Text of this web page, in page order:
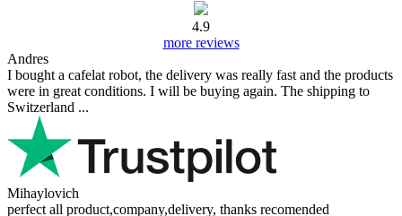
4.9
more reviews
Andres
I bought a cafelat robot, the delivery was really fast and the products
were in great conditions. I will be buying again. The shipping to
Switzerland ...
Mihaylovich
perfect all product,company,delivery, thanks recomended